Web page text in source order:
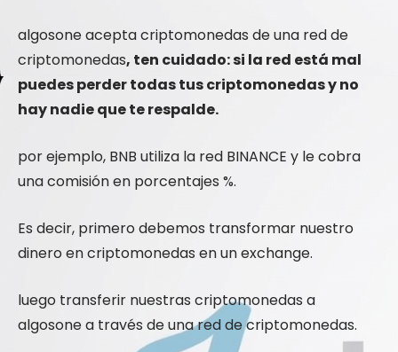
algosone acepta criptomonedas de una red de
criptomonedas, ten cuidado: si la red está mal
puedes perder todas tus criptomonedas y no
hay nadie que te respalde.
por ejemplo, BNB utiliza la red BINANCE y le cobra
una comisión en porcentajes %.
Es decir, primero debemos transformar nuestro
dinero en criptomonedas en un exchange.
luego transferir nuestras criptomonedas a
algosone a través de una red de criptomonedas.